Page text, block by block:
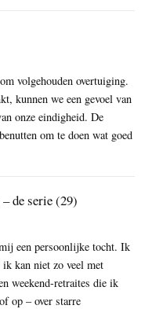
volgehouden overtuiging.
kunnen we een gevoel van
onze eindigheid. De
om te doen wat goed
de serie (29)
een persoonlijke tocht. Ik
kan niet zo veel met
weekend-retraites die ik
op – over starre